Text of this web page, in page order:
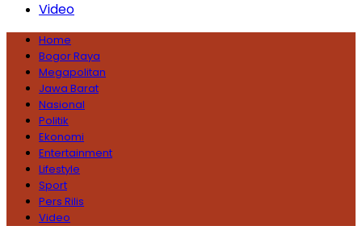
Video
Home
Bogor Raya
Megapolitan
Jawa Barat
Nasional
Politik
Ekonomi
Entertainment
Lifestyle
Sport
Pers Rilis
Video